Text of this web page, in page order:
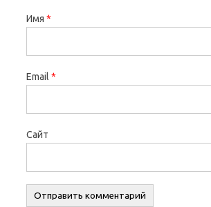
Имя *
Email *
Сайт